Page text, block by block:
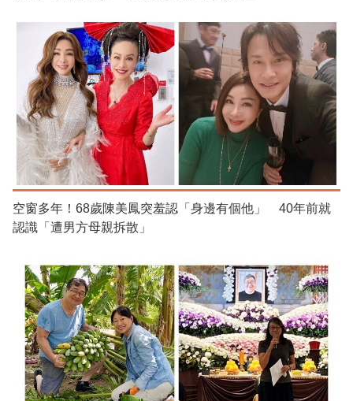
空窗多年！68歲陳美鳳突羞認「身邊有個他」 40年前就
認識「遭男方母親拆散」